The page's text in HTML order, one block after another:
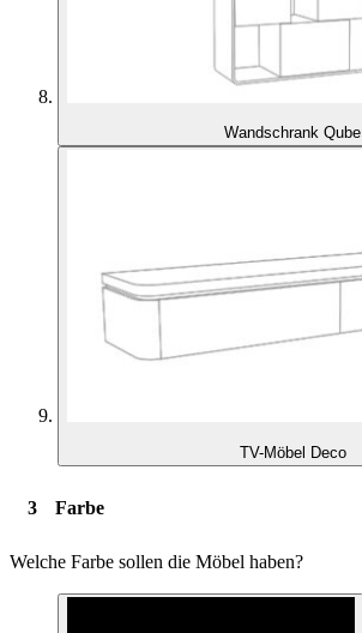
Wandschrank Qube
TV-Möbel Deco
Farbe
Welche Farbe sollen die Möbel haben?